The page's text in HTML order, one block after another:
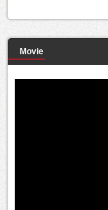
Movie